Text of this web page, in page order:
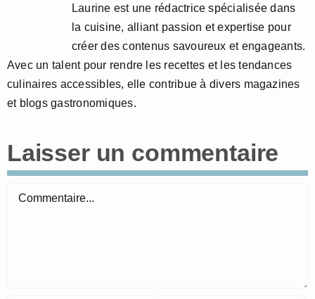
Laurine est une rédactrice spécialisée dans
la cuisine, alliant passion et expertise pour
créer des contenus savoureux et engageants.
Avec un talent pour rendre les recettes et les tendances
culinaires accessibles, elle contribue à divers magazines
et blogs gastronomiques.
Laisser un commentaire
Commentaire